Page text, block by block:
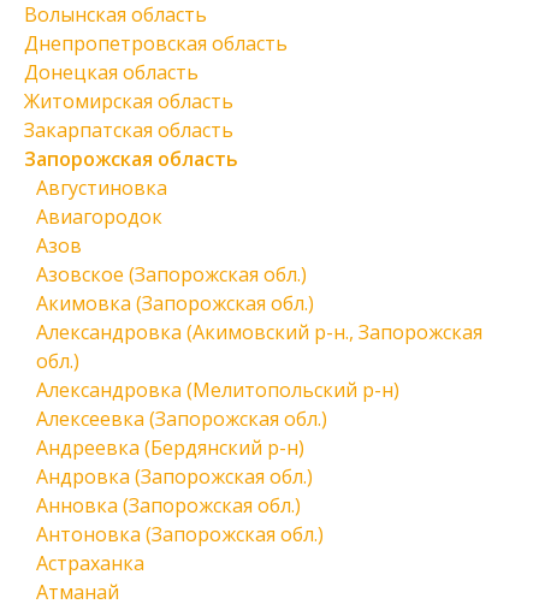
Волынская область
Днепропетровская область
Донецкая область
Житомирская область
Закарпатская область
Запорожская область
Августиновка
Авиагородок
Азов
Азовское (Запорожская обл.)
Акимовка (Запорожская обл.)
Александровка (Акимовский р-н., Запорожская
обл.)
Александровка (Мелитопольский р-н)
Алексеевка (Запорожская обл.)
Андреевка (Бердянский р-н)
Андровка (Запорожская обл.)
Анновка (Запорожская обл.)
Антоновка (Запорожская обл.)
Астраханка
Атманай